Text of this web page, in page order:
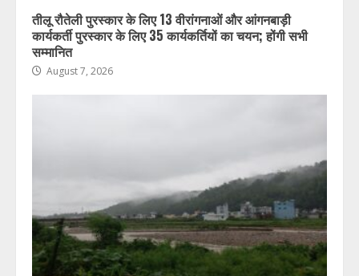
तीलू रौतेली पुरस्कार के लिए 13 वीरांगनाओं और आंगनबाड़ी
कार्यकर्ती पुरस्कार के लिए 35 कार्यकर्तियों का चयन; होंगी सभी
सम्मानित
August 7, 2026